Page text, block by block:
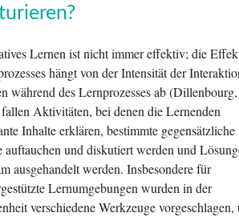
Lernen ist nicht immer effektiv; die
hängt von der Intensität der
während des Lernprozesses ab
Aktivitäten, bei denen die Lernenden
Inhalte erklären, bestimmte gegensätzliche
auftauchen und diskutiert werden und
ausgehandelt werden. Insbesondere für
Lernumgebungen wurden in der
verschiedene Werkzeuge vorgeschlagen,